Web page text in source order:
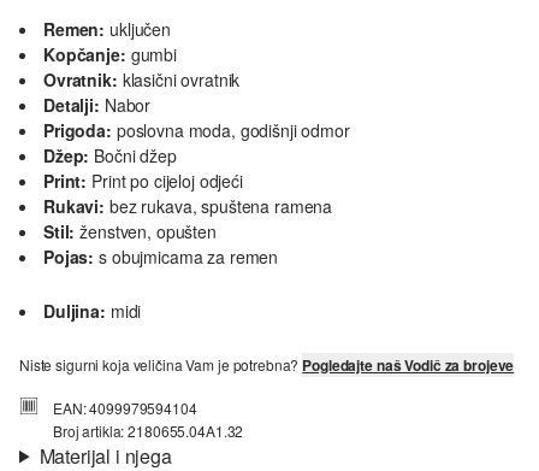
Remen: uključen
Kopčanje: gumbi
Ovratnik: klasični ovratnik
Detalji: Nabor
Prigoda: poslovna moda, godišnji odmor
Džep: Bočni džep
Print: Print po cijeloj odjeći
Rukavi: bez rukava, spuštena ramena
Stil: ženstven, opušten
Pojas: s obujmicama za remen
Duljina: midi
Niste sigurni koja veličina Vam je potrebna? Pogledajte naš Vodič za brojeve
EAN: 4099979594104
Broj artikla: 2180655.04A1.32
Materijal i njega